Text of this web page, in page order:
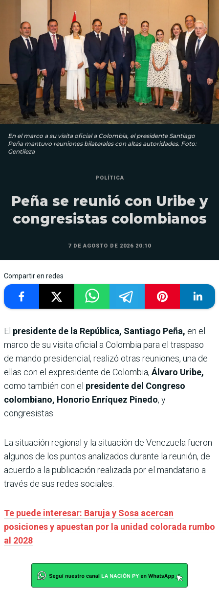
En el marco a su visita oficial a Colombia, el presidente Santiago
Peña mantuvo reuniones bilaterales con altas autoridades. Foto:
Gentileza
POLÍTICA
Peña se reunió con Uribe y
congresistas colombianos
7 DE AGOSTO DE 2026 20:10
Compartir en redes
El presidente de la República, Santiago Peña, en el
marco de su visita oficial a Colombia para el traspaso
de mando presidencial, realizó otras reuniones, una de
ellas con el expresidente de Colombia, Álvaro Uribe,
como también con el presidente del Congreso
colombiano, Honorio Enríquez Pinedo, y
congresistas.
La situación regional y la situación de Venezuela fueron
algunos de los puntos analizados durante la reunión, de
acuerdo a la publicación realizada por el mandatario a
través de sus redes sociales.
Te puede interesar: Baruja y Sosa acercan
posiciones y apuestan por la unidad colorada rumbo
al 2028